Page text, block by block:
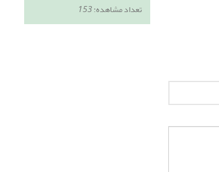
تعداد مشاهده:153